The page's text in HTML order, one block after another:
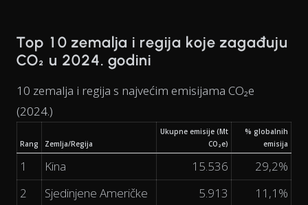
Top 10 zemalja i regija koje zagađuju
CO₂ u 2024. godini
10 zemalja i regija s najvećim emisijama CO₂e
(2024.)
Rang Zemlja/Regija
Ukupne emisije (Mt
CO₂e)
% globalnih
emisija
1 Kina 15.536
29,2%
2
Sjedinjene Američke
5.913 11,1%